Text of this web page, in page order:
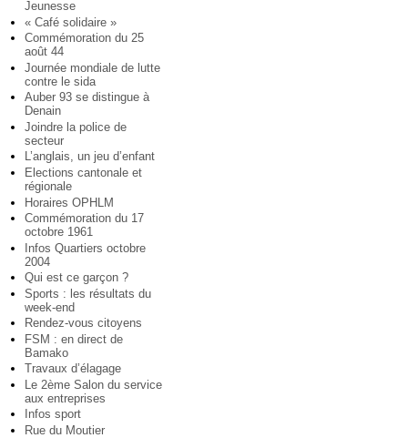
Jeunesse
« Café solidaire »
Commémoration du 25
août 44
Journée mondiale de lutte
contre le sida
Auber 93 se distingue à
Denain
Joindre la police de
secteur
L’anglais, un jeu d’enfant
Elections cantonale et
régionale
Horaires OPHLM
Commémoration du 17
octobre 1961
Infos Quartiers octobre
2004
Qui est ce garçon ?
Sports : les résultats du
week-end
Rendez-vous citoyens
FSM : en direct de
Bamako
Travaux d’élagage
Le 2ème Salon du service
aux entreprises
Infos sport
Rue du Moutier